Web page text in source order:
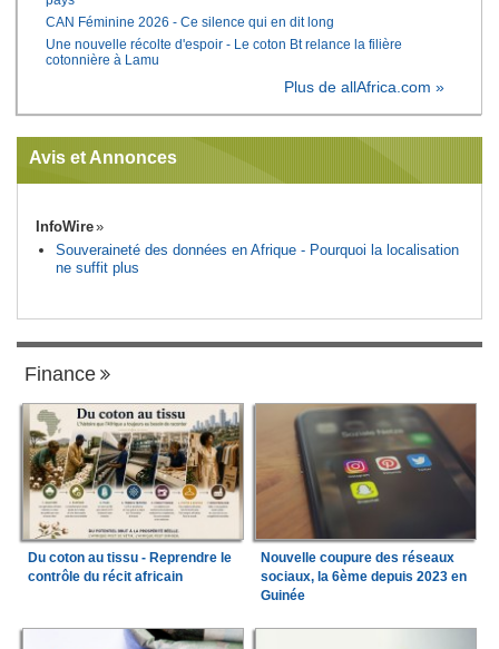
CAN Féminine 2026 - Ce silence qui en dit long
Une nouvelle récolte d'espoir - Le coton Bt relance la filière
cotonnière à Lamu
Plus de allAfrica.com »
Avis et Annonces
InfoWire
Souveraineté des données en Afrique - Pourquoi la localisation
ne suffit plus
Finance
Du coton au tissu - Reprendre le
contrôle du récit africain
Nouvelle coupure des réseaux
sociaux, la 6ème depuis 2023 en
Guinée